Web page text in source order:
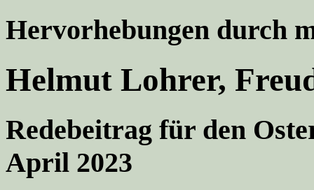
Hervorhebungen durch
Helmut Lohrer,
Redebeitrag für den
April 2023